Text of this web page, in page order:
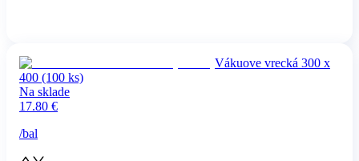
Vákuove vrecká 300 x
400 (100 ks)
Na sklade
17.80 €
/bal